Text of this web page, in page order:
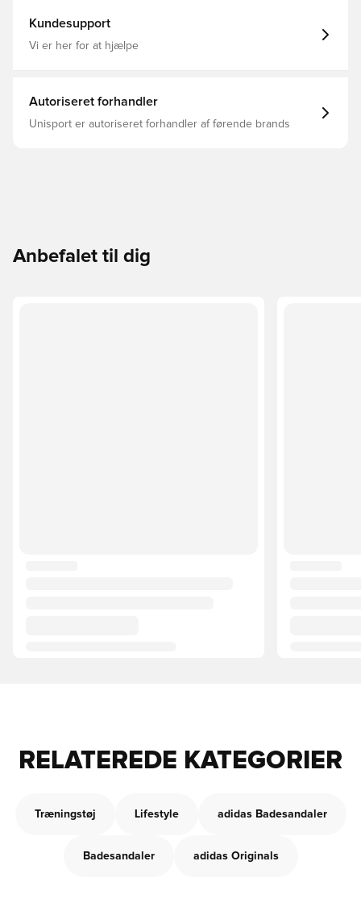
Kundesupport
Vi er her for at hjælpe
Autoriseret forhandler
Unisport er autoriseret forhandler af førende brands
Anbefalet til dig
RELATEREDE KATEGORIER
Træningstøj Lifestyle adidas Badesandaler
Badesandaler adidas Originals